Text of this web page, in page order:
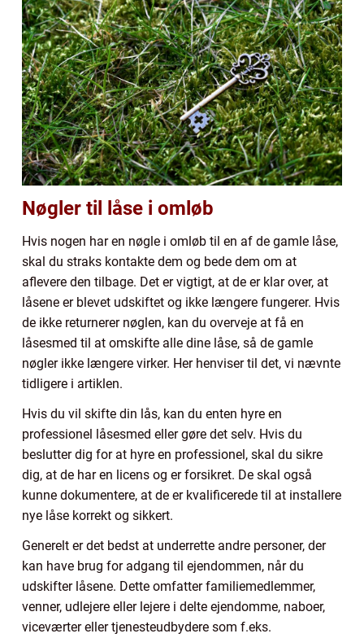
Nøgler til låse i omløb
Hvis nogen har en nøgle i omløb til en af de gamle låse,
skal du straks kontakte dem og bede dem om at
aflevere den tilbage. Det er vigtigt, at de er klar over, at
låsene er blevet udskiftet og ikke længere fungerer. Hvis
de ikke returnerer nøglen, kan du overveje at få en
låsesmed til at omskifte alle dine låse, så de gamle
nøgler ikke længere virker. Her henviser til det, vi nævnte
tidligere i artiklen.
Hvis du vil skifte din lås, kan du enten hyre en
professionel låsesmed eller gøre det selv. Hvis du
beslutter dig for at hyre en professionel, skal du sikre
dig, at de har en licens og er forsikret. De skal også
kunne dokumentere, at de er kvalificerede til at installere
nye låse korrekt og sikkert.
Generelt er det bedst at underrette andre personer, der
kan have brug for adgang til ejendommen, når du
udskifter låsene. Dette omfatter familiemedlemmer,
venner, udlejere eller lejere i delte ejendomme, naboer,
viceværter eller tjenesteudbydere som f.eks.